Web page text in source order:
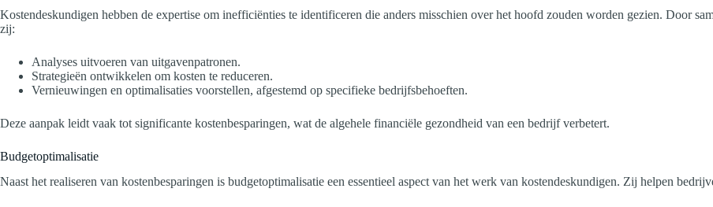
Kostendeskundigen hebben de expertise om inefficiënties te identificeren die anders misschien over het hoofd zouden worden gezien. Door
zij:
Analyses uitvoeren van uitgavenpatronen.
Strategieën ontwikkelen om kosten te reduceren.
Vernieuwingen en optimalisaties voorstellen, afgestemd op specifieke bedrijfsbehoeften.
Deze aanpak leidt vaak tot significante kostenbesparingen, wat de algehele financiële gezondheid van een bedrijf verbetert.
Budgetoptimalisatie
Naast het realiseren van kostenbesparingen is budgetoptimalisatie een essentieel aspect van het werk van kostendeskundigen. Zij helpen